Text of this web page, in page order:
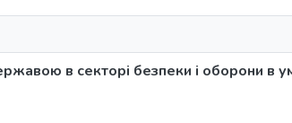
в секторі безпеки і оборони в